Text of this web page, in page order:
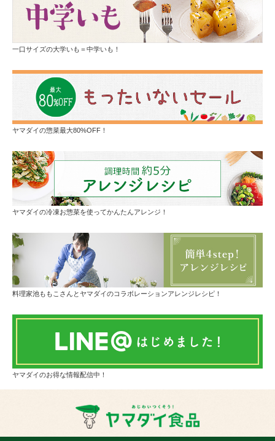
一口サイズの大学いも＝中学いも！
ヤマダイの惣菜最大80%OFF！
ヤマダイの冷凍お惣菜を使ってかんたんアレンジ！
料理家池ももこさんとヤマダイのコラボレーションアレンジレシピ！
ヤマダイのお得な情報配信中！